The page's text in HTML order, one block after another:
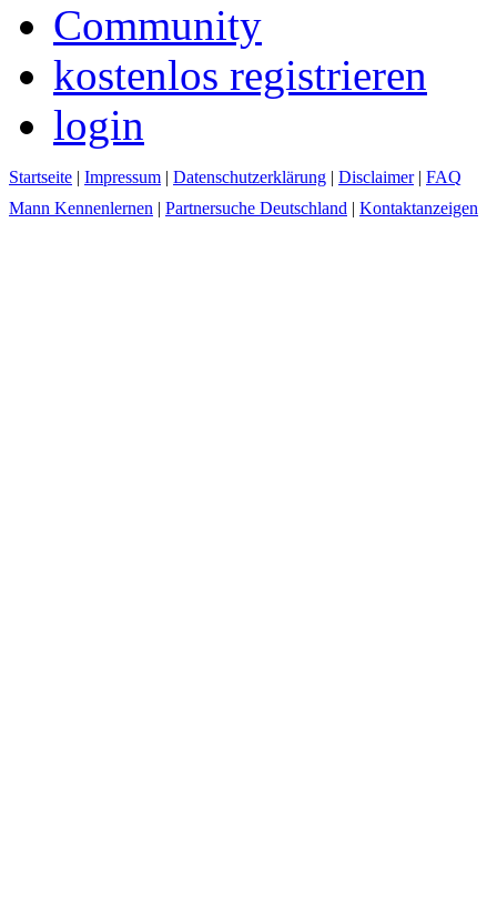
Community
kostenlos registrieren
login
Startseite | Impressum | Datenschutzerklärung | Disclaimer| FAQ
Mann Kennenlernen | Partnersuche Deutschland | Kontaktanzeigen